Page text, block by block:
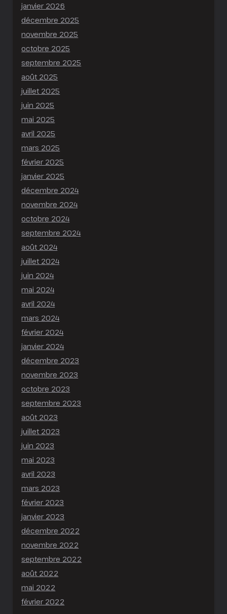
janvier 2026
décembre 2025
novembre 2025
octobre 2025
septembre 2025
août 2025
juillet 2025
juin 2025
mai 2025
avril 2025
mars 2025
février 2025
janvier 2025
décembre 2024
novembre 2024
octobre 2024
septembre 2024
août 2024
juillet 2024
juin 2024
mai 2024
avril 2024
mars 2024
février 2024
janvier 2024
décembre 2023
novembre 2023
octobre 2023
septembre 2023
août 2023
juillet 2023
juin 2023
mai 2023
avril 2023
mars 2023
février 2023
janvier 2023
décembre 2022
novembre 2022
septembre 2022
août 2022
mai 2022
février 2022